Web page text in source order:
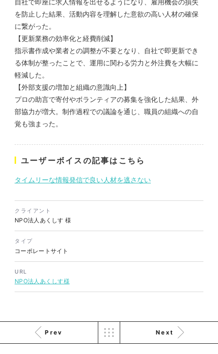
ソレイユ障害年金サポートセン
株式会社バスコフーズ様
FRUITFRUIT SNACK パッケ
ージデザイン
パッケージ
#グラフィックデザイン
自社で即座に求人情報を出せるようになり、雇用機会の損失
を防止した結果、活動内容を理解した意欲の高い人材の確保
に繋がった。
【更新業務の効率化と経費削減】
指示書作成や業者との調整が不要となり、自社で即更新でき
る体制が整ったことで、運用に関わる労力と外注費を大幅に
軽減した。
【外部支援の増加と組織の意識向上】
プロの助言で寄付やボランティアの募集を強化した結果、外
部協力が増大。制作過程での議論を通じ、職員の組織への自
覚も強まった。
ユーザーボイスの記事はこちら
タイムリーな情報発信で良い人材を逃さない
クライアント
NPO法人あくしす 様
タイプ
コーポレートサイト
URL
NPO法人あくしす様
Prev Next